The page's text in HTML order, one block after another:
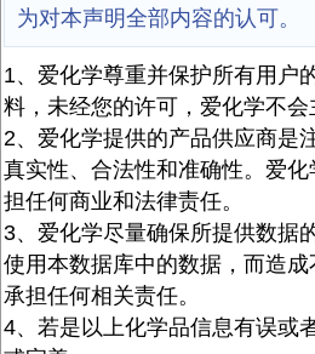
为对本声明全部内容的认可。
1、爱化学尊重并保护所有用户
料，未经您的许可，爱化学不会
2、爱化学提供的产品供应商是
真实性、合法性和准确性。爱
担任何商业和法律责任。
3、爱化学尽量确保所提供数据
使用本数据库中的数据，而造
承担任何相关责任。
4、若是以上化学品信息有误或